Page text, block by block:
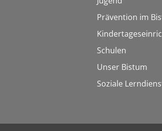
Prävention im
Schulen
Unser Bistum
Soziale